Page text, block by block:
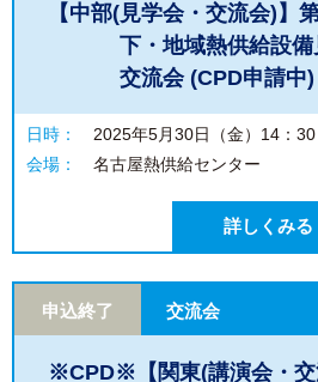
【中部(見学会・交流会)】
下・地域熱供給設
交流会 (CPD申請中)
日時：
2025年5月30日（金）14：
会場：
名古屋熱供給センター
詳しくみる
申込終了 交流会
※CPD※【関東(講演会・交